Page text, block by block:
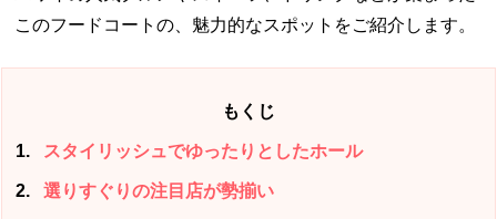
このフードコートの、魅力的なスポットをご紹介します。
もくじ
1 スタイリッシュでゆったりとしたホール
2 選りすぐりの注目店が勢揃い